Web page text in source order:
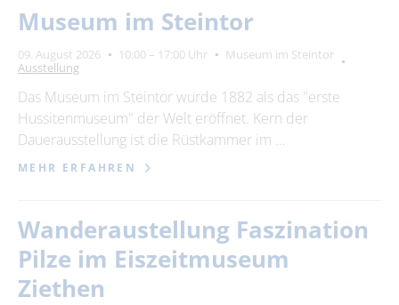
Museum im Steintor
09. August 2026 10:00 – 17:00 Uhr
Museum im Steintor
Ausstellung
Das Museum im Steintor wurde 1882 als das "erste
Hussitenmuseum" der Welt eröffnet. Kern der
Dauerausstellung ist die Rüstkammer im …
MEHR ERFAHREN
Wanderaustellung Faszination
Pilze im Eiszeitmuseum
Ziethen